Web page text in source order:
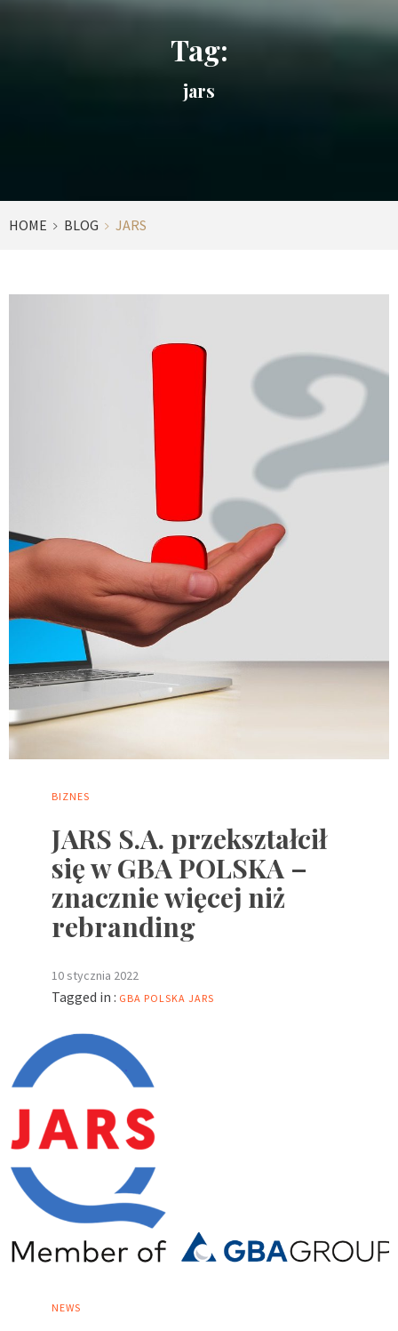
Tag:
jars
HOME BLOG JARS
BIZNES
JARS S.A. przekształcił
się w GBA POLSKA –
znacznie więcej niż
rebranding
10 stycznia 2022
Tagged in : GBA POLSKA JARS
NEWS